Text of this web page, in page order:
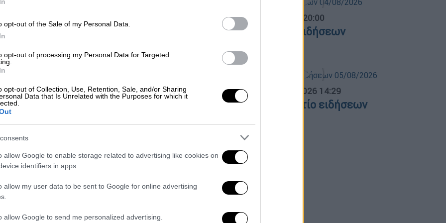
opt-out of the Sale of my Personal Data.
opt-out of processing my Personal Data for Targeted
opt-out of Collection, Use, Retention, Sale, and/or Sharing
Data that Is Unrelated with the Purposes for which it
allow Google to enable storage related to advertising like cookies on
identifiers in apps.
allow my user data to be sent to Google for online advertising
allow Google to send me personalized advertising.
30.04.2026 15:53
ανταλλακτικών στο Ίλιον - Οι
διαμερίσματα
Μεγάλη κινητοποίηση της
Απίστευτο περιστατικό στο Ίλιον:
διασκέδασης και αυτός πήρε το
Κεντρικό... 04.08.2026 20:00
Κεντρικό δελτίο ειδήσεων
Μεσημεριανό... 05.08.2026 14:29
Μεσημεριανό δελτίο ειδήσεων